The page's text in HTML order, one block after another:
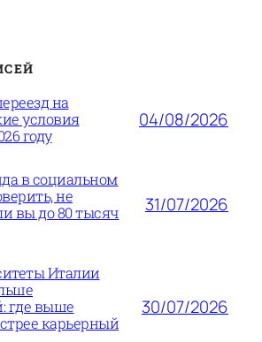
на
условия
году
04/08/2026
в социальном
не
вы до 80 тысяч
31/07/2026
Италии
где выше
карьерный
30/07/2026